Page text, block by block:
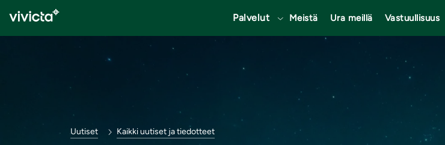
Palvelut Meistä Ura meillä Vastuullisuus
Uutiset Kaikki uutiset ja tiedotteet